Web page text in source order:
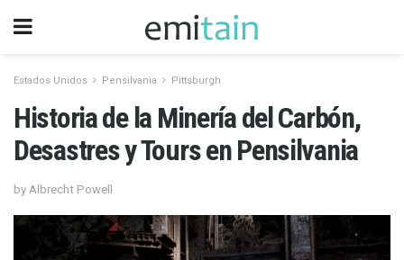
Estados Unidos Pensilvania Pittsburgh
Historia de la Minería del Carbón,
Desastres y Tours en Pensilvania
by Albrecht Powell